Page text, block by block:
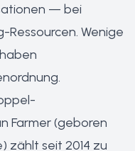
— bei
Wenige
Farmer (geboren
zählt seit 2014 zu